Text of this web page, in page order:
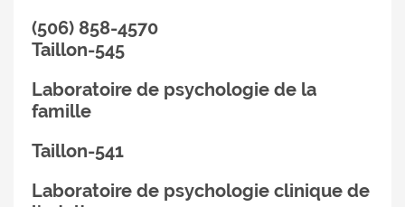
(506) 858-4570
Taillon-545
Laboratoire de psychologie de la
famille
Taillon-541
Laboratoire de psychologie clinique de